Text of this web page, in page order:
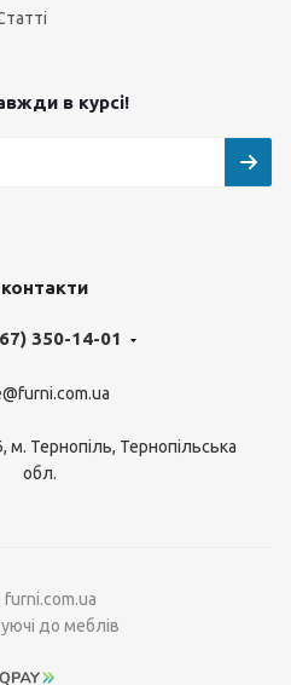
в курсі!
350-14-01
м. Тернопіль, Тернопільська
обл.
до меблів